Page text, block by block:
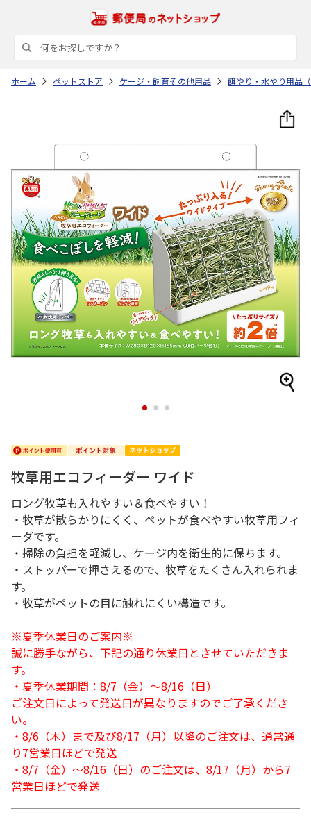
ホーム ペットストア ケージ・飼育その他用品 餌やり・水やり用品
1 2 3
牧草用エコフィーダー ワイド
ロング牧草も入れやすい＆食べやすい！
・牧草が散らかりにくく、ペットが食べやすい牧草用フィ
ーダです。
・掃除の負担を軽減し、ケージ内を衛生的に保ちます。
・ストッパーで押さえるので、牧草をたくさん入れられま
す。
・牧草がペットの目に触れにくい構造です。
※夏季休業日のご案内※
誠に勝手ながら、下記の通り休業日とさせていただきま
す。
・夏季休業期間：8/7（金）～8/16（日）
ご注文日によって発送日が異なりますのでご了承くださ
い。
・8/6（木）まで及び8/17（月）以降のご注文は、通常通
り7営業日ほどで発送
・8/7（金）～8/16（日）のご注文は、8/17（月）から7
営業日ほどで発送